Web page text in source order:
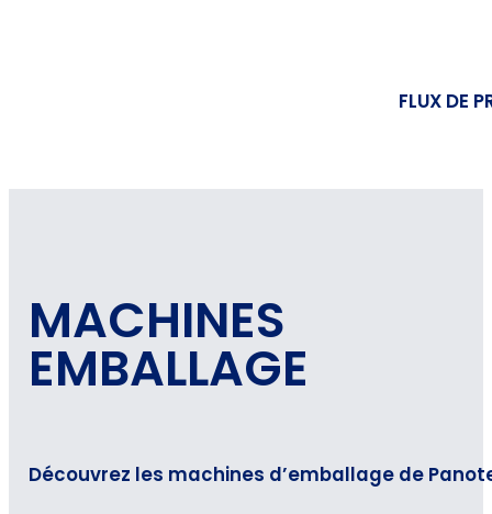
FLUX DE
MACHINES
EMBALLAGE
Découvrez les machines d’emballage de